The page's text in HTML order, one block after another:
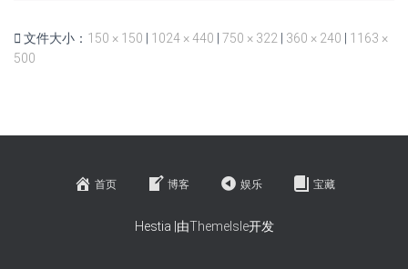
文件大小： 150 × 150 1024 × 440 750 × 322 360 × 240
1163 ×
500
首页 博客 娱乐 宝藏
Hestia |由ThemeIsle开发